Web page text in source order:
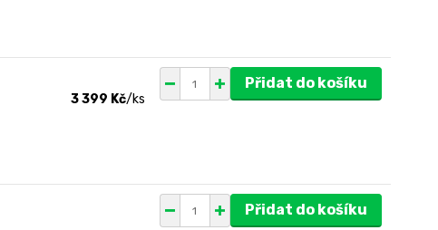
3 399 Kč/ks
Přidat do košíku
Přidat do košíku